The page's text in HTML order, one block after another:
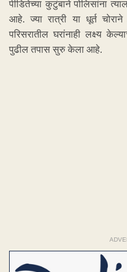
पीडितेच्या कुटुंबाने पोलिसांना
आहे. ज्या रात्री या धूर्त
परिसरातील घरांनाही लक्ष्य
पुढील तपास सुरु केला आहे.